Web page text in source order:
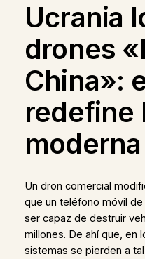
Ucrania
drones
China»:
redefine
moderna
Un dron comercial
que un teléfono móvil de
ser capaz de destruir
millones. De ahí que, en
sistemas se pierden a